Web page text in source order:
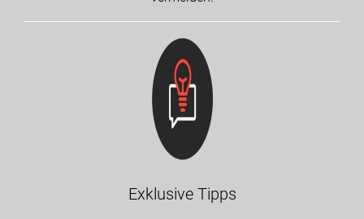
Exklusive Tipps